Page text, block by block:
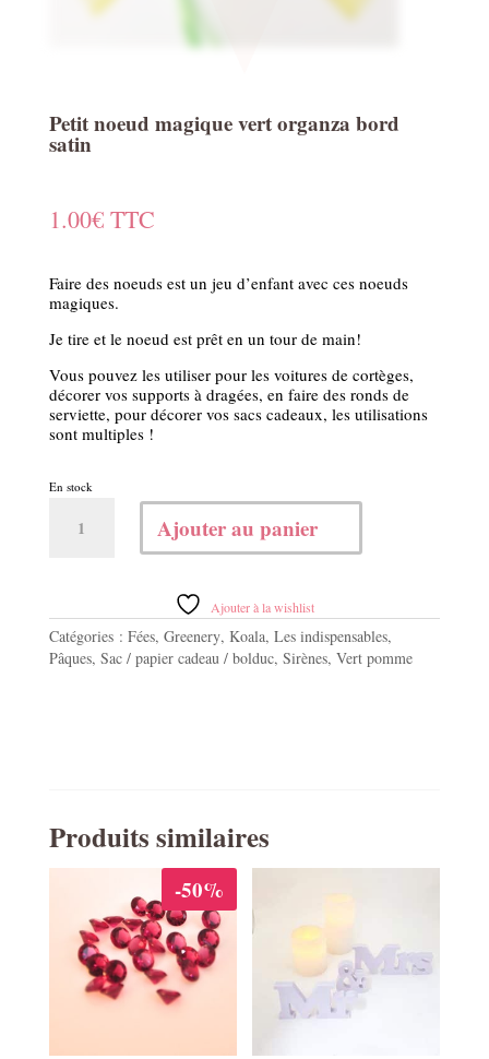
Petit noeud magique vert organza bord
satin
1.00€ TTC
Faire des noeuds est un jeu d’enfant avec ces noeuds
magiques.
Je tire et le noeud est prêt en un tour de main!
Vous pouvez les utiliser pour les voitures de cortèges,
décorer vos supports à dragées, en faire des ronds de
serviette, pour décorer vos sacs cadeaux, les utilisations
sont multiples !
En stock
vert
organza
bord
Ajouter au panier
Ajouter à la wishlist
Catégories : Fées, Greenery, Koala, Les indispensables,
Pâques, Sac / papier cadeau / bolduc, Sirènes, Vert pomme
Produits similaires
-50%